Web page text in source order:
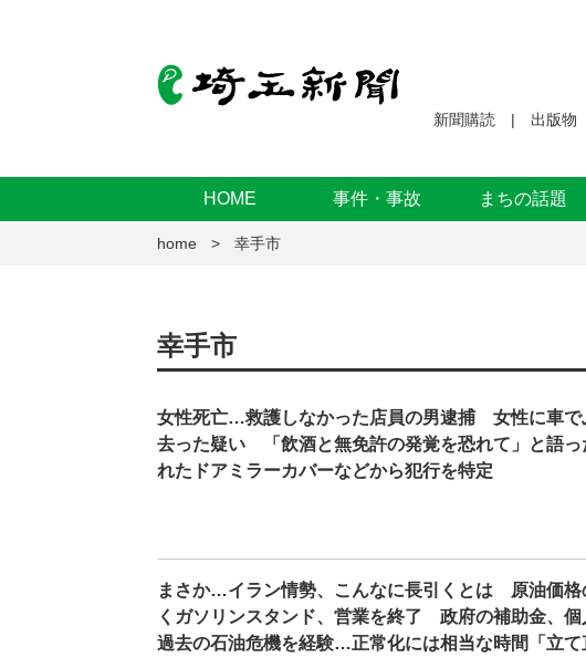
新聞購読 出版物
HOME 事件・事故 まちの話題
home 幸手市
幸手市
女性死亡…救護しなかった店員の男逮捕 女性に車で
去った疑い 「飲酒と無免許の発覚を恐れて」と語
れたドアミラーカバーなどから犯行を特定
まさか…イラン情勢、こんなに長引くとは 原油価
くガソリンスタンド、営業を終了 政府の補助金、
過去の石油危機を経験…正常化には相当な時間「立て